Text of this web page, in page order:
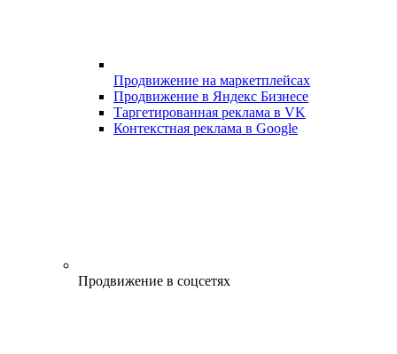
Продвижение на маркетплейсах
Продвижение в Яндекс Бизнесе
Таргетированная реклама в VK
Контекстная реклама в Google
Продвижение в соцсетях